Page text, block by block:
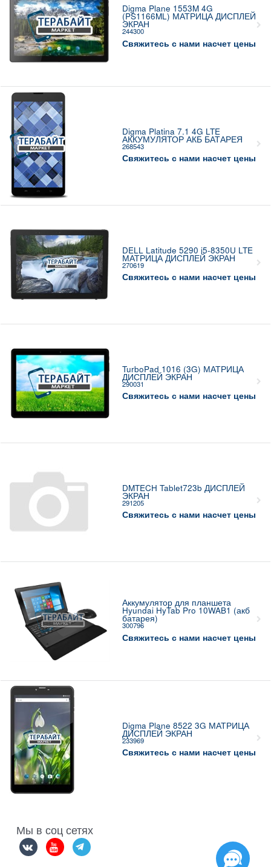
Digma Plane 1553M 4G
(PS1166ML) МАТРИЦА ДИСПЛЕЙ
ЭКРАН
244300
Свяжитесь с нами насчет цены
Digma Platina 7.1 4G LTE
АККУМУЛЯТОР АКБ БАТАРЕЯ
268543
Свяжитесь с нами насчет цены
DELL Latitude 5290 i5-8350U LTE
МАТРИЦА ДИСПЛЕЙ ЭКРАН
270619
Свяжитесь с нами насчет цены
TurboPad 1016 (3G) МАТРИЦА
ДИСПЛЕЙ ЭКРАН
290031
Свяжитесь с нами насчет цены
DMTECH Tablet723b ДИСПЛЕЙ
ЭКРАН
291205
Свяжитесь с нами насчет цены
Аккумулятор для планшета
Hyundai HyTab Pro 10WAB1 (акб
батарея)
300796
Свяжитесь с нами насчет цены
Digma Plane 8522 3G МАТРИЦА
ДИСПЛЕЙ ЭКРАН
233969
Свяжитесь с нами насчет цены
Мы в соц сетях